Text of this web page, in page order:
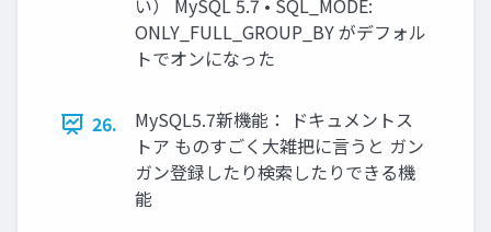
い） MySQL 5.7 • SQL_MODE:
ONLY_FULL_GROUP_BY がデフォル
トでオンになった
26.
MySQL5.7新機能： ドキュメントス
トア ものすごく大雑把に言うと ガン
ガン登録したり検索したりできる機
能